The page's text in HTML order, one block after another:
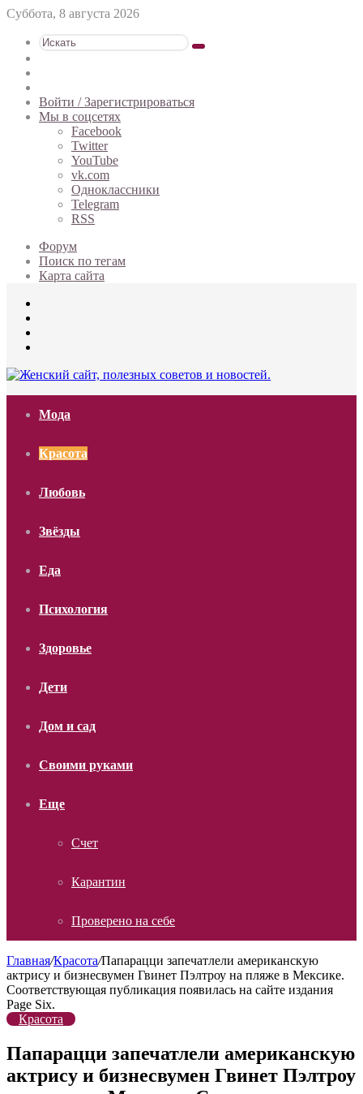
Суббота, 8 августа 2026
Искать
статья
Войти / Зарегистрироваться
Мы в соцсетях
Facebook
Twitter
YouTube
vk.com
Одноклассники
Telegram
RSS
Форум
Поиск по тегам
Карта сайта
Мода
Красота
Любовь
Звёзды
Еда
Психология
Здоровье
Дети
Дом и сад
Своими руками
Еще
Счет
Карантин
Проверено на себе
Главная/Красота/Папарацци запечатлели американскую
актрису и бизнесвумен Гвинет Пэлтроу на пляже в Мексике.
Соответствующая публикация появилась на сайте издания
Page Six.
Красота
Папарацци запечатлели американскую
актрису и бизнесвумен Гвинет Пэлтроу